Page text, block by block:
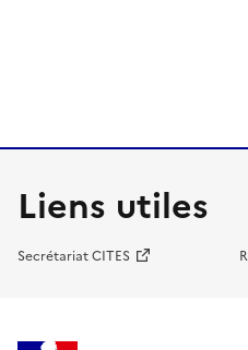
Liens utiles
Secrétariat CITES